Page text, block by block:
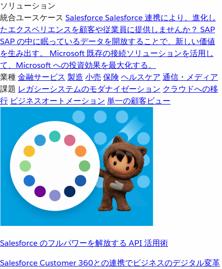
ソリューション
統合ユースケース SalesforceSalesforce 連携により、進化し
たエクスペリエンスを顧客や従業員に提供しませんか？ SAP
SAP の中に眠っているデータを開放することで、新しい価値
を生み出す。
Microsoft 既存の接続ソリューションを活用し
て、Microsoft への投資効果を最大化する。
業種金融サービス 製造 小売 保険 ヘルスケア 通信・メディア
課題 レガシーシステムのモダナイゼーション クラウドへの移
行 ビジネスオートメーション 単一の顧客ビュー
Salesforce のフルパワーを解放する API 活用術
Salesforce Customer 360との連携でビジネスのデジタル変革